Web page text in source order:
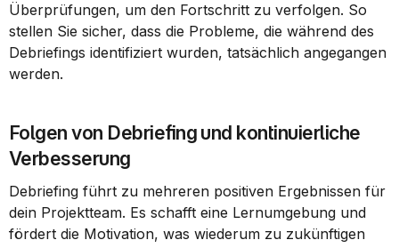
Überprüfungen, um den Fortschritt zu verfolgen. So
stellen Sie sicher, dass die Probleme, die während des
Debriefings identifiziert wurden, tatsächlich angegangen
werden.
Folgen von Debriefing und kontinuierliche
Verbesserung
Debriefing führt zu mehreren positiven Ergebnissen für
dein Projektteam. Es schafft eine Lernumgebung und
fördert die Motivation, was wiederum zu zukünftigen